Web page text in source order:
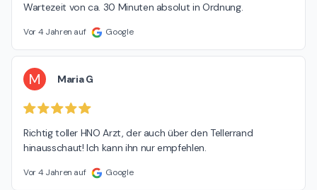
Wartezeit von ca. 30 Minuten absolut in Ordnung.
Vor 4 Jahren auf Google
M Maria G
Richtig toller HNO Arzt, der auch über den Tellerrand
hinausschaut! Ich kann ihn nur empfehlen.
Vor 4 Jahren auf Google